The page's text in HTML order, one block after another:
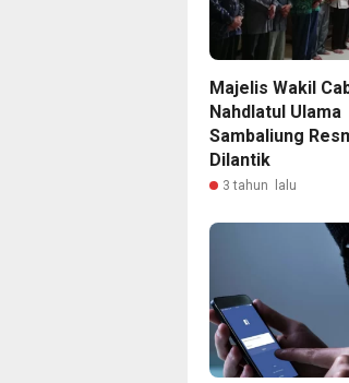
Majelis Wakil
Nahdlatul Ulama
Sambaliung
Dilantik
3 tahun lalu